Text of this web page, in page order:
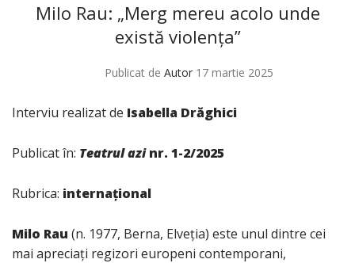
Milo Rau: „Merg mereu acolo unde
există violența”
Publicat de Autor 17 martie 2025
Interviu realizat de Isabella Drăghici
Publicat în: Teatrul azinr. 1-2/2025
Rubrica: internațional
Milo Rau (n. 1977, Berna, Elveția) este unul dintre cei
mai apreciați regizori europeni contemporani,